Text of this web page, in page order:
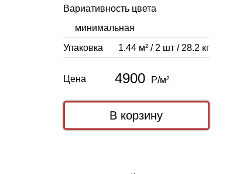
Вариативность цвета
минимальная
Упаковка
1.44 м² / 2 шт / 28.2 кг
Цена 4900 Р/м²